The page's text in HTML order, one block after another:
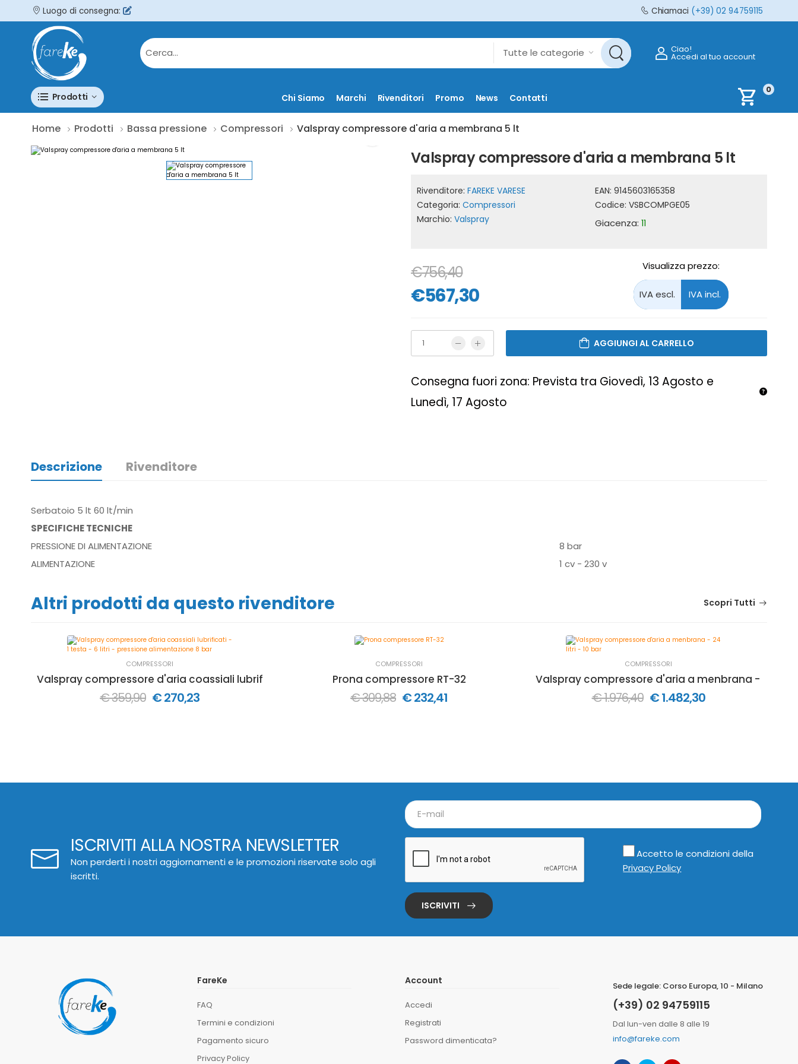
Luogo di consegna: Chiamaci (+39) 02 94759115
Ciao!
Accedi al tuo account
Prodotti Chi Siamo Marchi Rivenditori Promo News Contatti shopping_cart 0
Home Prodotti Bassa pressione Compressori Valspray compressore d'aria a membrana 5 lt
Valspray compressore d'aria a membrana 5 lt
Rivenditore: FAREKE VARESE
Categoria: Compressori
Marchio: Valspray
EAN: 9145603165358
Codice: VSBCOMPGE05
Giacenza: 11
€756,40
€567,30
Visualizza prezzo:
AGGIUNGI AL CARRELLO
Consegna fuori zona: Prevista tra Giovedì, 13 Agosto e
Lunedì, 17 Agosto
Descrizione Rivenditore
Serbatoio 5 lt 60 lt/min
SPECIFICHE TECNICHE
PRESSIONE DI ALIMENTAZIONE
8 bar
ALIMENTAZIONE
1 cv - 230 v
Altri prodotti da questo rivenditore Scopri Tutti
COMPRESSORI
Valspray compressore d'aria coassiali lubrificati - 1 testa - 6 litri - pressione alimentazione 8 bar
€ 359,90 € 270,23
COMPRESSORI
Prona compressore RT-32
€ 309,88 € 232,41
COMPRESSORI
Valspray compressore d'aria a menbrana - 24 litri
€ 1.976,40 € 1.482,30
ISCRIVITI ALLA NOSTRA NEWSLETTER
Non perderti i nostri aggiornamenti e le promozioni riservate solo agli
iscritti.
Accetto le condizioni della
Privacy Policy
ISCRIVITI
FareKe
FAQ
Termini e condizioni
Pagamento sicuro
Privacy Policy
Account
Accedi
Registrati
Password dimenticata?
Sede legale: Corso Europa, 10 - Milano
(+39) 02 94759115
Dal lun-ven dalle 8 alle 19
info@fareke.com